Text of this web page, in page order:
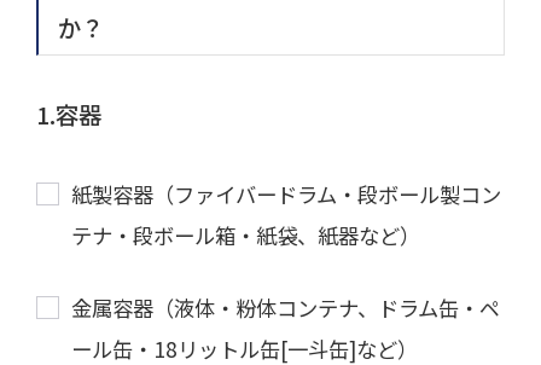
か？
1.容器
紙製容器（ファイバードラム・段ボール製コン
テナ・段ボール箱・紙袋、紙器など）
金属容器（液体・粉体コンテナ、ドラム缶・ペ
ール缶・18リットル缶[一斗缶]など）